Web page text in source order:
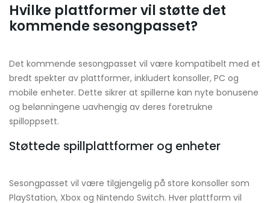
Hvilke plattformer vil støtte det
kommende sesongpasset?
Det kommende sesongpasset vil være kompatibelt med et
bredt spekter av plattformer, inkludert konsoller, PC og
mobile enheter. Dette sikrer at spillerne kan nyte bonusene
og belønningene uavhengig av deres foretrukne
spilloppsett.
Støttede spillplattformer og enheter
Sesongpasset vil være tilgjengelig på store konsoller som
PlayStation, Xbox og Nintendo Switch. Hver plattform vil